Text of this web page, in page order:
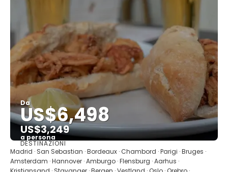
Da
US$6,498
US$3,249
a persona
Vedere
DESTINAZIONI
Madrid · San Sebastian · Bordeaux · Chambord · Parigi · Bruges ·
Amsterdam · Hannover · Amburgo · Flensburg · Aarhus ·